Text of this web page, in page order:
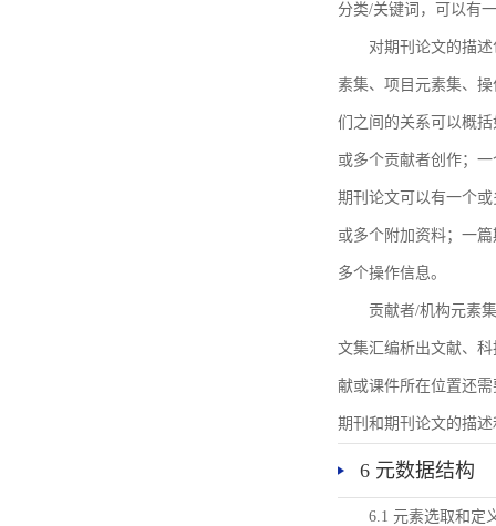
分类/关键词，可以有
对期刊论文的描
素集、项目元素集、
们之间的关系可以概
或多个贡献者创作；
期刊论文可以有一个
或多个附加资料；一
多个操作信息。
贡献者/机构元素
文集汇编析出文献、
献或课件所在位置还
期刊和期刊论文的描
6 元数据结构
6.1 元素选取和定